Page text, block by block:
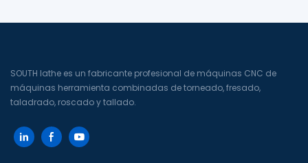
accionamiento directo de
SOUTH lathe es un fabricante profesional de máquinas CNC de
máquinas herramienta combinadas de torneado, fresado,
taladrado, roscado y tallado.